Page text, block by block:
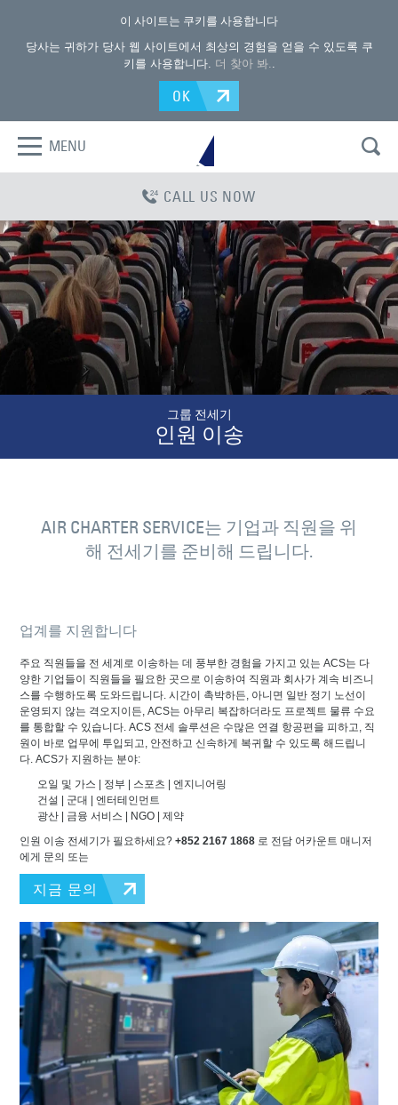
이 사이트는 쿠키를 사용합니다
당사는 귀하가 당사 웹 사이트에서 최상의 경험을 얻을 수 있도록 쿠
키를 사용합니다. 더 찾아 봐..
OK
MENU
CALL US NOW
그룹 전세기
인원 이송
AIR CHARTER SERVICE는 기업과 직원을 위
해 전세기를 준비해 드립니다.
업계를 지원합니다
주요 직원들을 전 세계로 이송하는 데 풍부한 경험을 가지고 있는 ACS는 다
양한 기업들이 직원들을 필요한 곳으로 이송하여 직원과 회사가 계속 비즈니
스를 수행하도록 도와드립니다. 시간이 촉박하든, 아니면 일반 정기 노선이
운영되지 않는 격오지이든, ACS는 아무리 복잡하더라도 프로젝트 물류 수요
를 통합할 수 있습니다. ACS 전세 솔루션은 수많은 연결 항공편을 피하고, 직
원이 바로 업무에 투입되고, 안전하고 신속하게 복귀할 수 있도록 해드립니
다. ACS가 지원하는 분야:
오일 및 가스 | 정부 | 스포츠 | 엔지니어링
건설 | 군대 | 엔터테인먼트
광산 | 금융 서비스 | NGO | 제약
인원 이송 전세기가 필요하세요?+852 2167 1868 로 전담 어카운트 매니저
에게 문의 또는
지금 문의